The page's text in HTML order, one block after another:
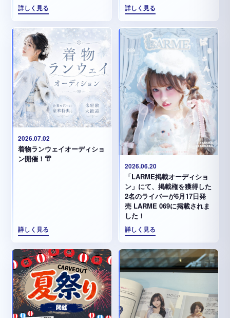
詳しく見る 詳しく見る
2026.07.02
着物ランウェイオーディショ
ン開催！👘
詳しく見る
2026.06.20
「LARME掲載オーディショ
ン」にて、掲載権を獲得した
2名のライバーが6月17日発
売 LARME 069に掲載されま
した！
詳しく見る